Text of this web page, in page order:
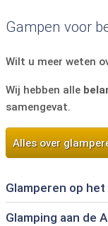
Gampen voor
Wilt u meer weten
Wij hebben alle
samengevat.
Alles over
Glamperen op
Glamping aan de